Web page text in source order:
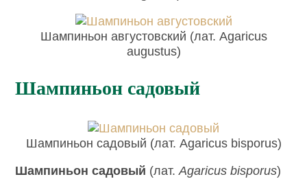
Шампиньон августовский (лат. Agaricus
augustus)
Шампиньон садовый
Шампиньон садовый (лат. Agaricus bisporus)
Шампиньон садовый (лат.Agaricus bisporus)